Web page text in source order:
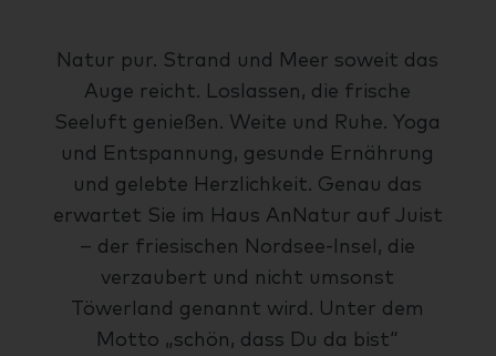
Natur pur. Strand und Meer soweit das
Auge reicht. Loslassen, die frische
Seeluft genießen. Weite und Ruhe. Yoga
und Entspannung, gesunde Ernährung
und gelebte Herzlichkeit. Genau das
erwartet Sie im Haus AnNatur auf Juist
– der friesischen Nordsee-Insel, die
verzaubert und nicht umsonst
Töwerland genannt wird. Unter dem
Motto „schön, dass Du da bist“